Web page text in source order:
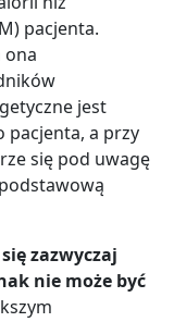
pacjenta.
ona
jest
pacjenta, a przy
się pod uwagę
zazwyczaj
nie może być